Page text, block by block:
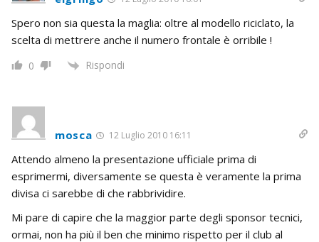
Spero non sia questa la maglia: oltre al modello riciclato, la
scelta di mettrere anche il numero frontale è orribile !
0 Rispondi
mosca 12 Luglio 2010 16:11
Attendo almeno la presentazione ufficiale prima di
esprimermi, diversamente se questa è veramente la prima
divisa ci sarebbe di che rabbrividire.
Mi pare di capire che la maggior parte degli sponsor tecnici,
ormai, non ha più il ben che minimo rispetto per il club al